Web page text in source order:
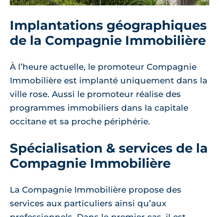
Implantations géographiques
de la Compagnie Immobilière
À l’heure actuelle, le promoteur Compagnie
Immobilière est implanté uniquement dans la
ville rose. Aussi le promoteur réalise des
programmes immobiliers dans la capitale
occitane et sa proche périphérie.
Spécialisation & services de la
Compagnie Immobilière
La Compagnie Immobilière propose des
services aux particuliers ainsi qu’aux